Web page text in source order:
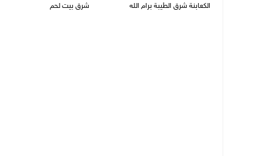
الكعابنة شرق الطيبة برام الله
شرق بيت لحم